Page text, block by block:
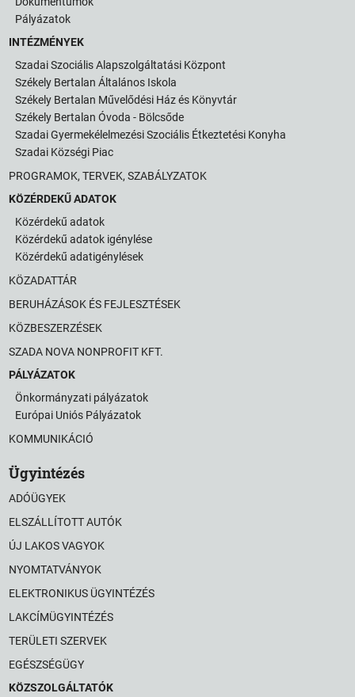
Pályázatok
INTÉZMÉNYEK
Szadai Szociális Alapszolgáltatási Központ
Székely Bertalan Általános Iskola
Székely Bertalan Művelődési Ház és Könyvtár
Székely Bertalan Óvoda - Bölcsőde
Szadai Gyermekélelmezési Szociális Étkeztetési Konyha
Szadai Községi Piac
PROGRAMOK, TERVEK, SZABÁLYZATOK
KÖZÉRDEKŰ ADATOK
Közérdekű adatok
Közérdekű adatok igénylése
Közérdekű adatigénylések
KÖZADATTÁR
BERUHÁZÁSOK ÉS FEJLESZTÉSEK
KÖZBESZERZÉSEK
SZADA NOVA NONPROFIT KFT.
PÁLYÁZATOK
Önkormányzati pályázatok
Európai Uniós Pályázatok
KOMMUNIKÁCIÓ
Ügyintézés
ADÓÜGYEK
ELSZÁLLÍTOTT AUTÓK
ÚJ LAKOS VAGYOK
NYOMTATVÁNYOK
ELEKTRONIKUS ÜGYINTÉZÉS
LAKCÍMÜGYINTÉZÉS
TERÜLETI SZERVEK
EGÉSZSÉGÜGY
KÖZSZOLGÁLTATÓK